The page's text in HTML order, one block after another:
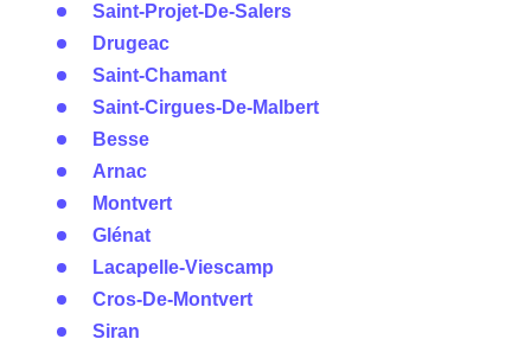
Saint-Projet-De-Salers
Drugeac
Saint-Chamant
Saint-Cirgues-De-Malbert
Besse
Arnac
Montvert
Glénat
Lacapelle-Viescamp
Cros-De-Montvert
Siran